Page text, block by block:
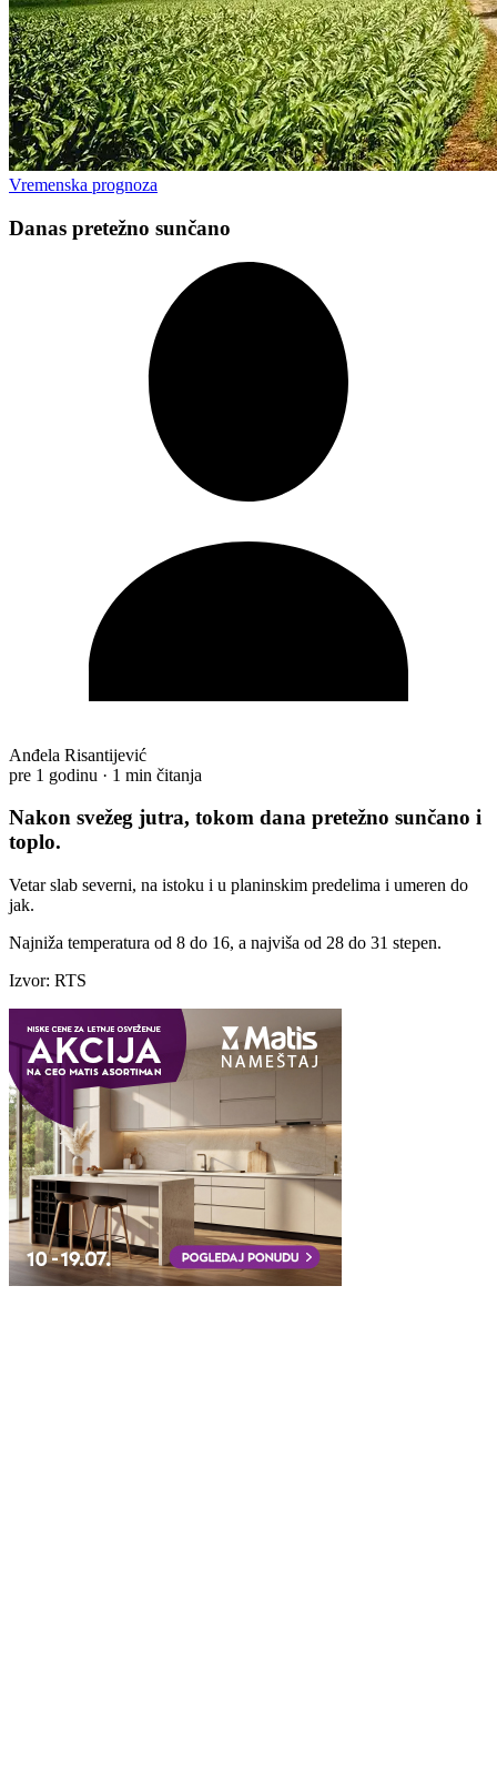
Vremenska prognoza
Danas pretežno sunčano
Anđela Risantijević
pre 1 godinu · 1 min čitanja
Nakon svežeg jutra, tokom dana pretežno sunčano i
toplo.
Vetar slab severni, na istoku i u planinskim predelima i umeren do
jak.
Najniža temperatura od 8 do 16, a najviša od 28 do 31 stepen.
Izvor: RTS